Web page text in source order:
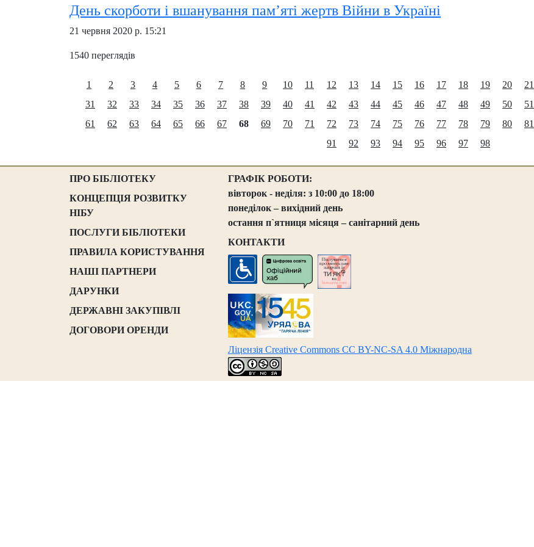
День скорботи і вшанування пам’яті жертв Війни в Україні
21 червня 2020 р. 15:21
1540 переглядів
1 2 3 4 5 6 7 8 9 10 11 12 13 14 15 16 17 18 19 20 21
31
32 33 34 35 36 37 38 39 40 41 42 43 44 45 46 47 48 49 50 51
61
62 63 64 65 66 67 68 69 70 71 72 73 74 75 76 77 78 79 80 81
91
92 93 94 95 96 97 98
ПРО БІБЛІОТЕКУ
КОНЦЕПЦІЯ РОЗВИТКУ
НІБУ
ПОСЛУГИ БІБЛІОТЕКИ
ПРАВИЛА КОРИСТУВАННЯ
НАШІ ПАРТНЕРИ
ДАРУНКИ
ДЕРЖАВНІ ЗАКУПІВЛІ
ДОГОВОРИ ОРЕНДИ
ГРАФІК РОБОТИ:
вівторок - неділя: з 10:00 до 18:00
понеділок – вихідний день
остання п`ятниця місяця – санітарний день
КОНТАКТИ
Ліцензія Creative Commons CC BY-NC-SA 4.0 Міжнародна